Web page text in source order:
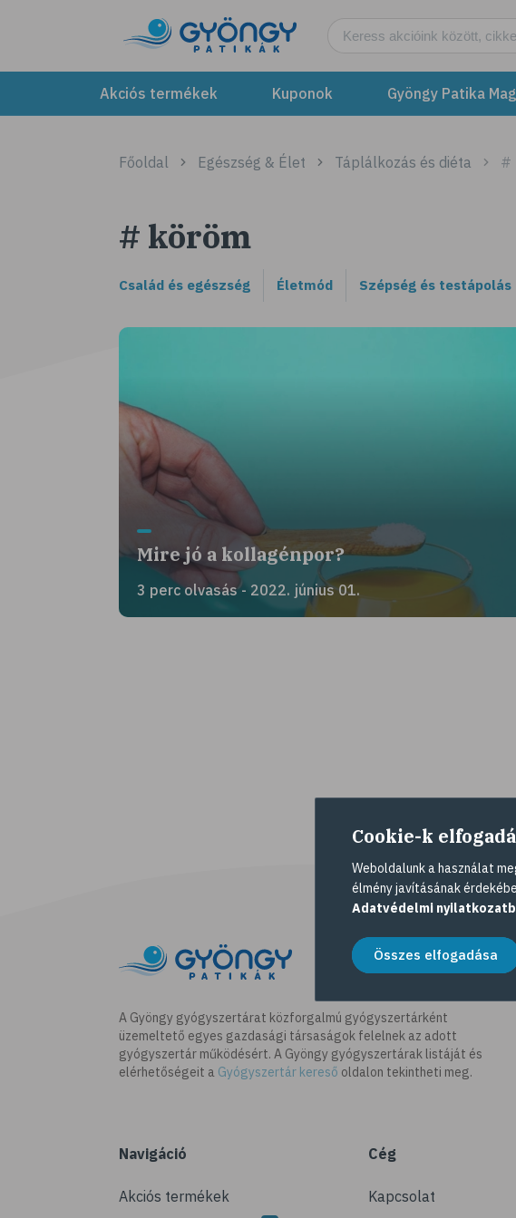
Akciós termékek Kuponok Gyöngy Patika
Főoldal Egészség & Élet Táplálkozás és diéta #
# köröm
Család és egészség Életmód Szépség és testápolás
Mire jó a kollagénpor?
3 perc olvasás - 2022. június 01.
A Gyöngy gyógyszertárat közforgalmú gyógyszertárként
üzemeltető egyes gazdasági társaságok felelnek az adott
gyógyszertár működésért. A Gyöngy gyógyszertárak listáját és
elérhetőségeit a Gyógyszertár kereső oldalon tekintheti meg.
Navigáció
Akciós termékek
Cég
Kapcsolat
Cookie-k
Weboldalunk a használat
élmény javításának
Adatvédelmi
Összes elfogadása